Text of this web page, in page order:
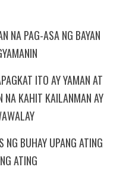
NA PAG-ASA NG BAYAN
ITO AY YAMAN AT
NA KAHIT KAILANMAN AY
BUHAY UPANG ATING
ATING